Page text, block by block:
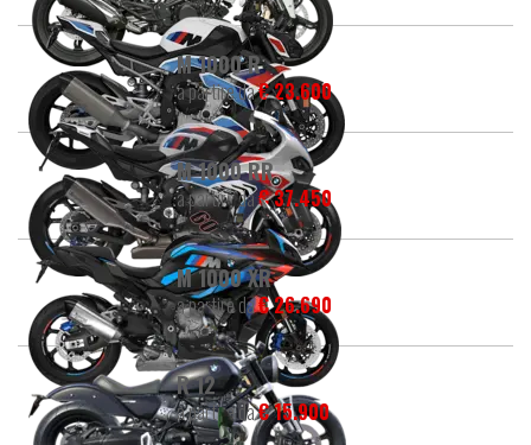
M 1000 R
a partire da€ 23.600
M 1000 RR
a partire da€ 37.450
M 1000 XR
a partire da€ 26.690
R 12
a partire da€ 15.900